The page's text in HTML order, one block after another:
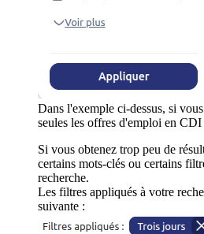
Dans l'exemple ci-dessus, si
seules les offres d'emploi en CDI
Si vous obtenez trop peu de
certains mots-clés ou certains
recherche.
Les filtres appliqués à votre
suivante :